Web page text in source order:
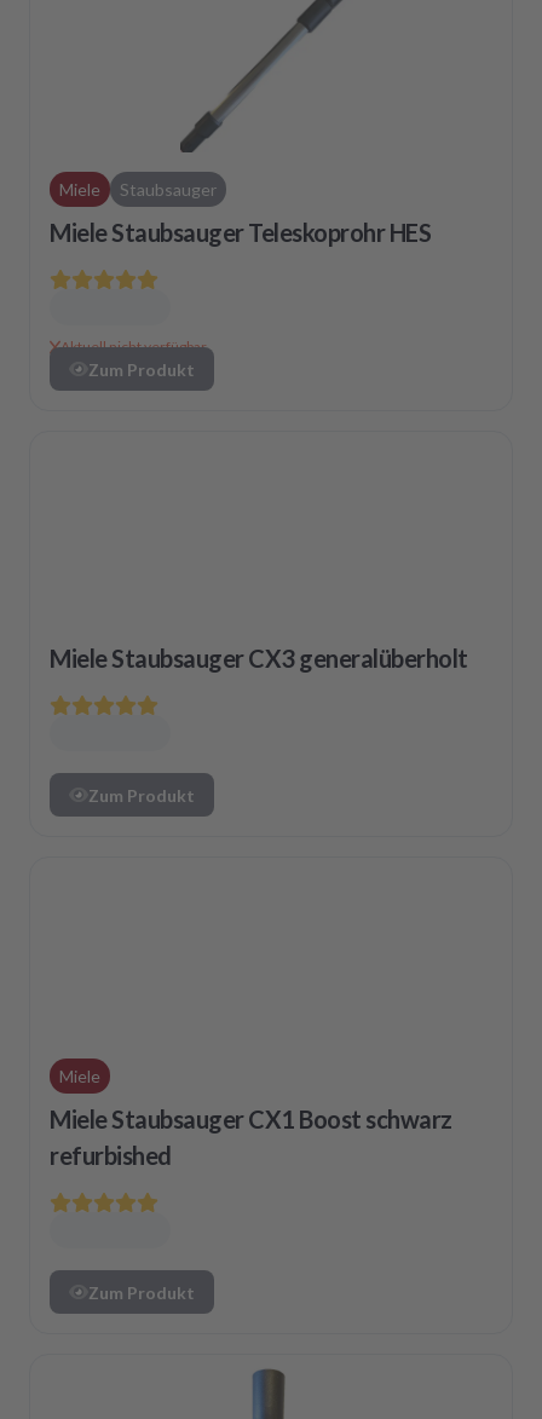
Miele Staubsauger
Miele Staubsauger Teleskoprohr HES
Aktuell nicht verfügbar
Zum Produkt
Miele Staubsauger CX3 generalüberholt
Zum Produkt
Miele
Miele Staubsauger CX1 Boost schwarz
refurbished
Zum Produkt